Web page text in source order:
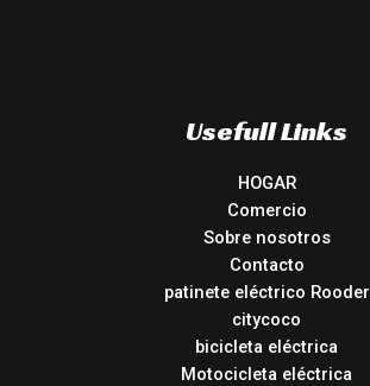
Usefull Links
HOGAR
Comercio
Sobre nosotros
Contacto
patinete eléctrico Rooder
citycoco
bicicleta eléctrica
Motocicleta eléctrica